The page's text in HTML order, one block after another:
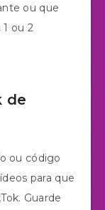
ou que
ou 2
de
ou código
para que
Guarde